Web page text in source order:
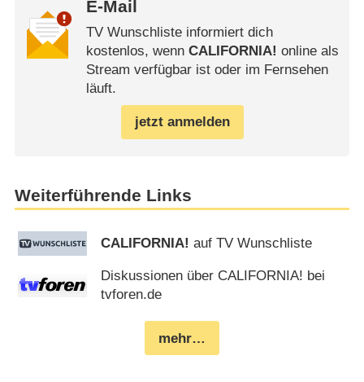
E-Mail
TV Wunschliste informiert dich
kostenlos, wenn CALIFORNIA! online als
Stream verfügbar ist oder im Fernsehen
läuft.
jetzt anmelden
Weiterführende Links
CALIFORNIA! auf TV Wunschliste
Diskussionen über CALIFORNIA! bei
tvforen.de
mehr…